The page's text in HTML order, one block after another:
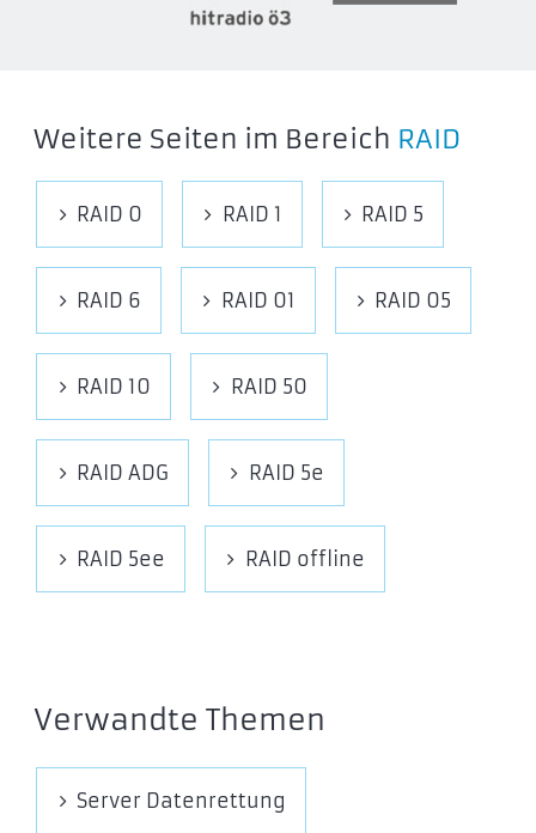
Weitere Seiten im Bereich RAID
RAID 0 RAID 1 RAID 5
RAID 6 RAID 01 RAID 05
RAID 10 RAID 50
RAID ADG RAID 5e
RAID 5ee RAID offline
Verwandte Themen
Server Datenrettung